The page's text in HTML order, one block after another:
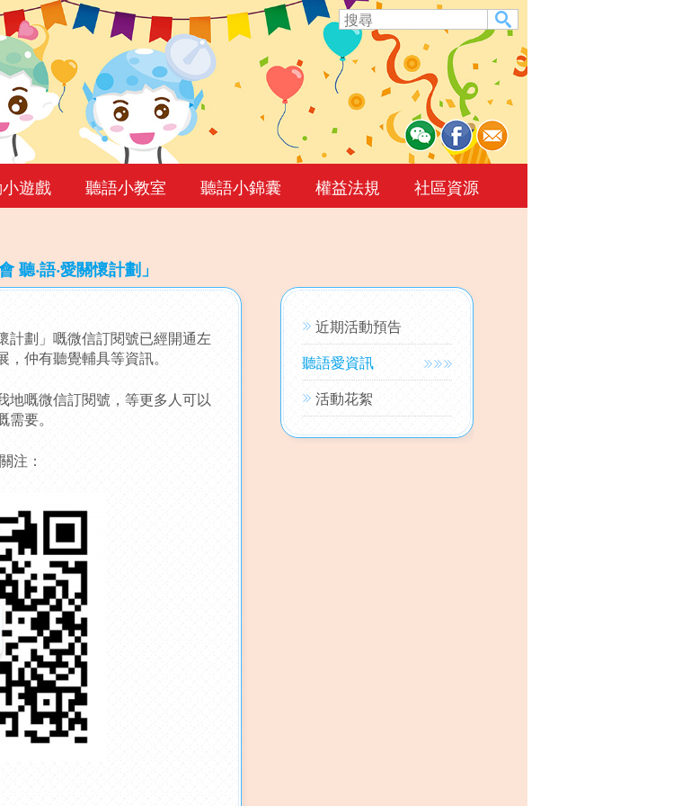
遊戲 聽語小教室 聽語小錦囊 權益法規 社區資源
‧語‧愛關懷計劃」
劃」嘅微信訂閱號已經開通左
仲有聽覺輔具等資訊。
嘅微信訂閱號，等更多人可以
要。
注：
近期活動預告
聽語愛資訊
活動花絮